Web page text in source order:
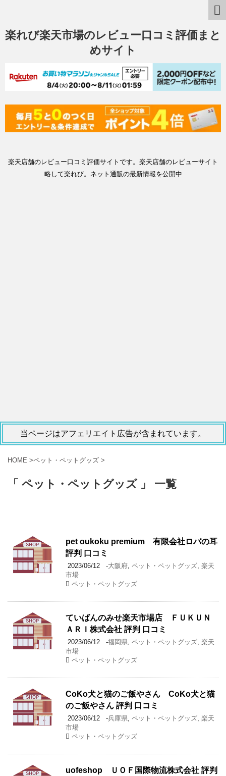
楽れび楽天市場のレビュー口コミ評価まと
めサイト
楽天店舗のレビュー口コミ評価サイトです。楽天店舗のレビューサイト
略して楽れび。ネット通販の最新情報を公開中
当ページはアフェリエイト広告が含まれています。
HOME >ペット・ペットグッズ >
「 ペット・ペットグッズ 」 一覧
pet oukoku premium 有限会社ロバの耳
評判 口コミ
2023/06/12 -大阪府, ペット・ペットグッズ, 楽天
市場
ペット・ペットグッズ
ていばんのみせ楽天市場店 ＦＵＫＵＮ
ＡＲＩ株式会社 評判 口コミ
2023/06/12 -福岡県, ペット・ペットグッズ, 楽天
市場
ペット・ペットグッズ
CoKo犬と猫のご飯やさん CoKo犬と猫
のご飯やさん 評判 口コミ
2023/06/12 -兵庫県, ペット・ペットグッズ, 楽天
市場
ペット・ペットグッズ
uofeshop ＵＯＦ国際物流株式会社 評判